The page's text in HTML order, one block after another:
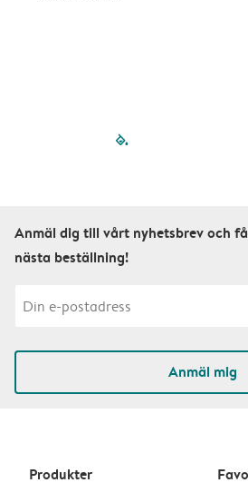
filled-
Anmäl dig till vårt nyhetsbrev och
nästa beställning!
Anmäl mig
Produkter